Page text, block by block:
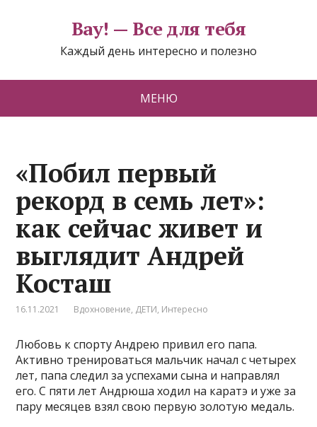
Вау! — Все для тебя
Каждый день интересно и полезно
МЕНЮ
«Побил первый
рекорд в семь лет»:
как сейчас живет и
выглядит Андрей
Косташ
16.11.2021 Вдохновение, ДЕТИ, Интересно
Любовь к спорту Андрею привил его папа.
Активно тренироваться мальчик начал с четырех
лет, папа следил за успехами сына и направлял
его. С пяти лет Андрюша ходил на каратэ и уже за
пару месяцев взял свою первую золотую медаль.